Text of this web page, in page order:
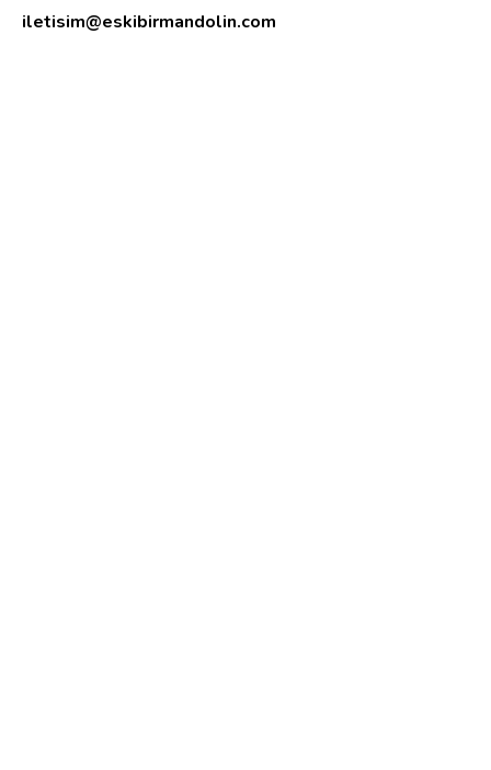
iletisim@eskibirmandolin.com